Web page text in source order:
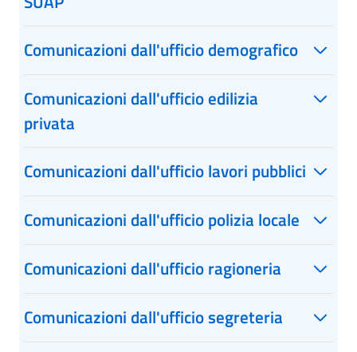
Comunicazioni dall'ufficio demografico
Comunicazioni dall'ufficio edilizia
privata
Comunicazioni dall'ufficio lavori pubblici
Comunicazioni dall'ufficio polizia locale
Comunicazioni dall'ufficio ragioneria
Comunicazioni dall'ufficio segreteria